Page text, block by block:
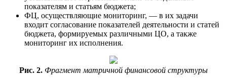
показателям и статьям бюджета;
ФЦ, осуществляющие мониторинг, — в их задачи
входит согласование показателей деятельности и статей
бюджета, формируемых различными ЦО, а также
мониторинг их исполнения.
Рис. 2. Фрагмент матричной финансовой структуры